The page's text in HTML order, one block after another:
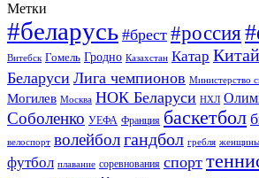
Метки
#беларусь #брест #россия
Витебск Гомель Гродно Казахстан Катар Китай
Беларуси Лига чемпионов Министерство
Могилев Москва НОК Беларуси НХЛ
Соболенко УЕФА Франция баскетбол
велоспорт волейболгандбол гребля женщины
футбол плавание соревнования спорт